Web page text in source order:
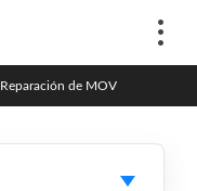
Reparación de MOV